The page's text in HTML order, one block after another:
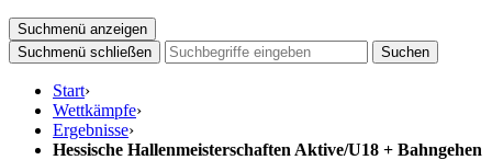
Suchmenü anzeigen
Suchmenü schließen
Suchen
Start›
Wettkämpfe›
Ergebnisse›
Hessische Hallenmeisterschaften Aktive/U18 + Bahngehen